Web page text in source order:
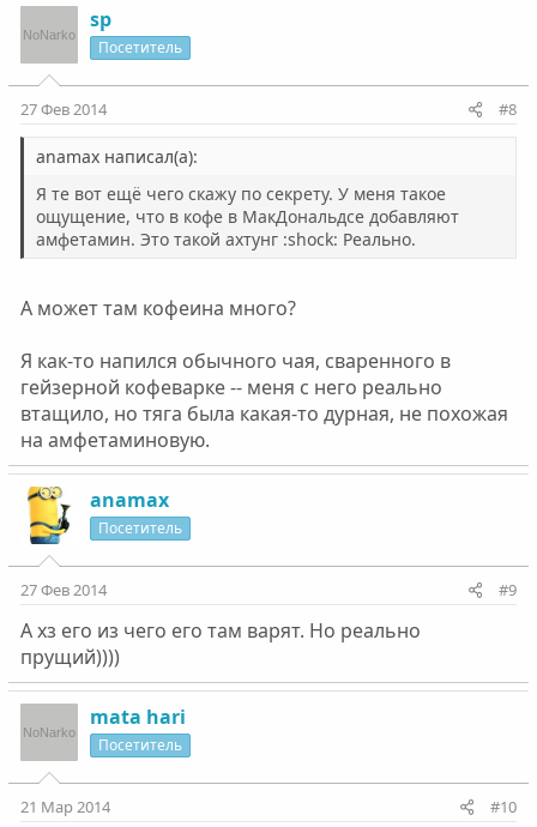
sp
Посетитель
27 Фев 2014 #8
anamax написал(а):
Я те вот ещё чего скажу по секрету. У меня такое
ощущение, что в кофе в МакДональдсе добавляют
амфетамин. Это такой ахтунг :shock: Реально.
А может там кофеина много?
Я как-то напился обычного чая, сваренного в
гейзерной кофеварке -- меня с него реально
втащило, но тяга была какая-то дурная, не похожая
на амфетаминовую.
anamax
Посетитель
27 Фев 2014 #9
А хз его из чего его там варят. Но реально
прущий))))
mata hari
Посетитель
21 Мар 2014 #10